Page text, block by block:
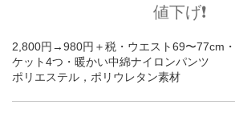
値下げ❗️
2,800円→980円＋税・ウエスト69〜77cm
ケット4つ・暖かい中綿ナイロンパンツ
ポリエステル，ポリウレタン素材